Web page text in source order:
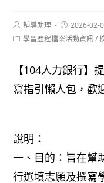
Post
author:
輔導助理
Post
published:
2026-02-
Post學習歷程檔案活動資訊 /
【104人力銀行】
寫指引懶人包，歡
說明：
一、目的：旨在幫
行選填志願及撰寫